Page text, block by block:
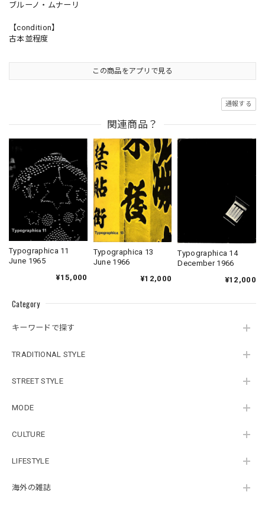
Category
キーワードで探す
TRADITIONAL STYLE
STREET STYLE
MODE
CULTURE
LIFESTYLE
海外の雑誌
ブルーノ・ムナーリ
【condition】
古本並程度
この商品をアプリで見る
通報する
関連商品？
Typographica 11
June 1965
¥15,000
Typographica 13
June 1966
¥12,000
Typographica 14
December 1966
¥12,000